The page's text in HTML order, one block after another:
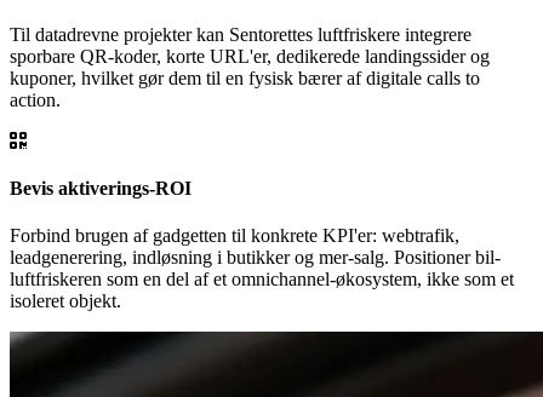
Til datadrevne projekter kan Sentorettes luftfriskere integrere
sporbare QR-koder, korte URL'er, dedikerede landingssider og
kuponer, hvilket gør dem til en fysisk bærer af digitale calls to
action.
Bevis aktiverings-ROI
Forbind brugen af gadgetten til konkrete KPI'er: webtrafik,
leadgenerering, indløsning i butikker og mer-salg. Positioner bil-
luftfriskeren som en del af et omnichannel-økosystem, ikke som et
isoleret objekt.